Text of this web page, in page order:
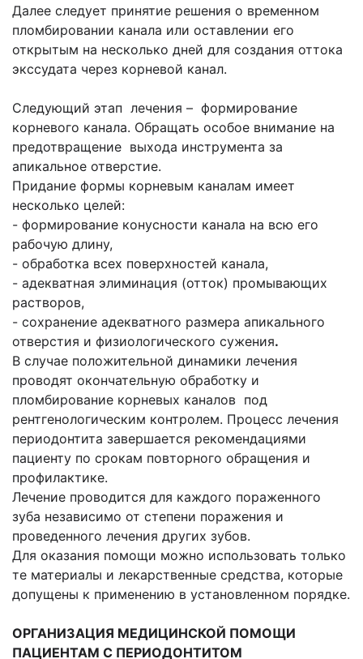
Далее следует принятие решения о временном
пломбировании канала или оставлении его
открытым на несколько дней для создания оттока
экссудата через корневой канал.
Следующий этап лечения – формирование
корневого канала. Обращать особое внимание на
предотвращение выхода инструмента за
апикальное отверстие.
Придание формы корневым каналам имеет
несколько целей:
- формирование конусности канала на всю его
рабочую длину,
- обработка всех поверхностей канала,
- адекватная элиминация (отток) промывающих
растворов,
- сохранение адекватного размера апикального
отверстия и физиологического сужения.
В случае положительной динамики лечения
проводят окончательную обработку и
пломбирование корневых каналов под
рентгенологическим контролем. Процесс лечения
периодонтита завершается рекомендациями
пациенту по срокам повторного обращения и
профилактике.
Лечение проводится для каждого пораженного
зуба независимо от степени поражения и
проведенного лечения других зубов.
Для оказания помощи можно использовать только
те материалы и лекарственные средства, которые
допущены к применению в установленном порядке.
ОРГАНИЗАЦИЯ МЕДИЦИНСКОЙ ПОМОЩИ
ПАЦИЕНТАМ С ПЕРИОДОНТИТОМ